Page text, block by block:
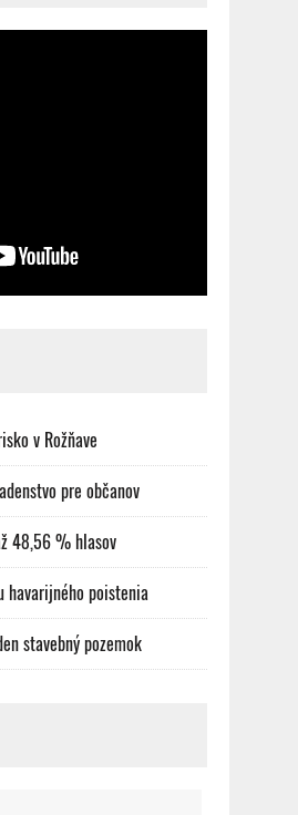
v Rožňave
pre občanov
48,56 % hlasov
poistenia
stavebný pozemok